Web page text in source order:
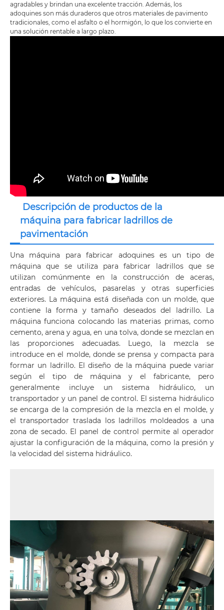
agradables y brindan una excelente tracción. Además, los
adoquines son más duraderos que otros materiales de pavimento
tradicionales, como el asfalto o el hormigón, lo que los convierte en
una solución rentable a largo plazo.
Descripción de productos de la
máquina para fabricar ladrillos de
pavimentación
Una máquina para fabricar adoquines es un tipo de
máquina que se utiliza para fabricar ladrillos que se
utilizan comúnmente en la construcción de aceras,
entradas de vehículos, pasarelas y otras superficies
exteriores. La máquina está diseñada con un molde, que
contiene la forma y tamaño deseados del ladrillo. La
máquina funciona colocando las materias primas, como
cemento, arena y agua, en una tolva, donde se mezclan en
las proporciones adecuadas. Luego, la mezcla se
introduce en el molde, donde se prensa y compacta para
formar un ladrillo. El diseño de la máquina puede variar
según el tipo de máquina y el fabricante, pero
generalmente incluye un sistema hidráulico, un
transportador y un panel de control. El sistema hidráulico
se encarga de la compresión de la mezcla en el molde, y
el transportador traslada los ladrillos moldeados a una
zona de secado. El panel de control permite al operador
ajustar la configuración de la máquina, como la presión y
la velocidad del sistema hidráulico.